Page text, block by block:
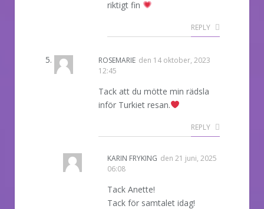
riktigt fin
REPLY
ROSEMARIE den 14 oktober, 2023
12:45
Tack att du mötte min rädsla
inför Turkiet resan.
REPLY
KARIN FRYKING den 21 juni, 2025
06:08
Tack Anette!
Tack för samtalet idag!